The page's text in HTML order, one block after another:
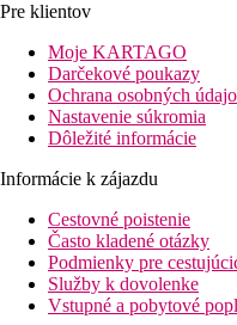
Pre klientov
Moje KARTAGO
Darčekové poukazy
Ochrana osobných
Nastavenie súkromia
Dôležité informácie
Informácie k zájazdu
Cestovné poistenie
Často kladené otázky
Podmienky pre
Služby k dovolenke
Vstupné a pobytové